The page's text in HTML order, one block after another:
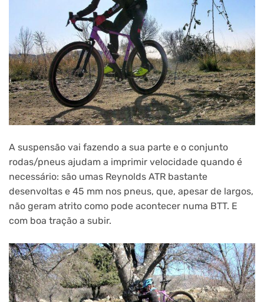
A suspensão vai fazendo a sua parte e o conjunto
rodas/pneus ajudam a imprimir velocidade quando é
necessário: são umas Reynolds ATR bastante
desenvoltas e 45 mm nos pneus, que, apesar de largos,
não geram atrito como pode acontecer numa BTT. E
com boa tração a subir.